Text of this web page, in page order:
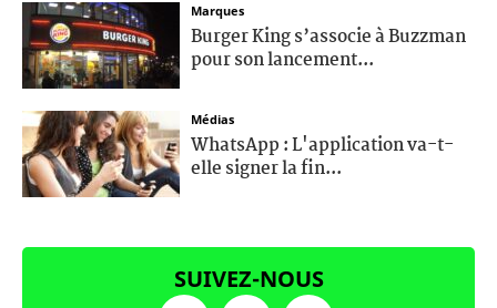
Marques
Burger King s’associe à Buzzman
pour son lancement...
Médias
WhatsApp : L'application va-t-
elle signer la fin...
SUIVEZ-NOUS